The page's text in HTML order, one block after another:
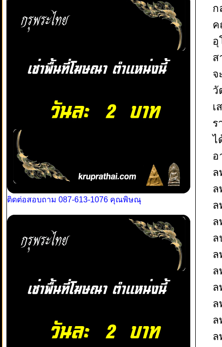
ติดต่อสอบถาม 087-613-1076 คุณพิษณุ
ก
ค
อุ
ส
จ
วั
เ
ร
ไ
อ
ล
ล
ล
ล
ล
ล
ล
ล
ล
ล
ล